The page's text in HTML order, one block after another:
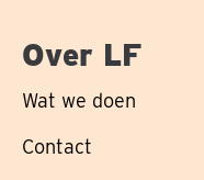
Over LF
Wat we doen
Contact